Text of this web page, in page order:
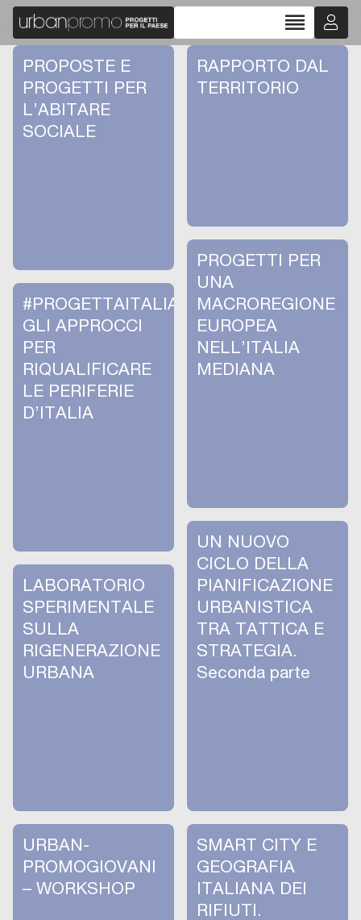
reorder
PROPOSTE E
PROGETTI PER
L’ABITARE
SOCIALE
RAPPORTO DAL
TERRITORIO
PROGETTI PER
UNA
MACROREGIONE
EUROPEA
NELL’ITALIA
MEDIANA
#PROGETTAITALIA:
GLI APPROCCI
PER
RIQUALIFICARE
LE PERIFERIE
D’ITALIA
UN NUOVO
CICLO DELLA
PIANIFICAZIONE
URBANISTICA
TRA TATTICA E
STRATEGIA.
Seconda parte
LABORATORIO
SPERIMENTALE
SULLA
RIGENERAZIONE
URBANA
URBAN-
PROMOGIOVANI
– WORKSHOP
SMART CITY E
GEOGRAFIA
ITALIANA DEI
RIFIUTI.